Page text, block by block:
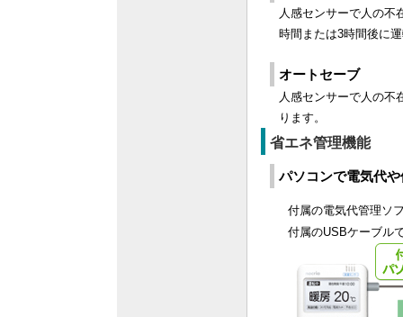
人感センサーで人の不
時間または3時間後に
オートセーブ
人感センサーで人の不
ります。
省エネ管理機能
パソコンで電気代
付属の電気代管理ソ
付属のUSBケーブル